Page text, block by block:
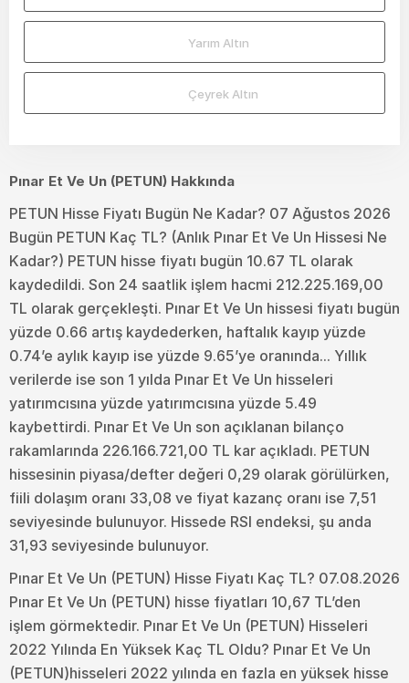
Yarım Altın
Çeyrek Altın
Pınar Et Ve Un (PETUN) Hakkında
PETUN Hisse Fiyatı Bugün Ne Kadar? 07 Ağustos 2026
Bugün PETUN Kaç TL? (Anlık Pınar Et Ve Un Hissesi Ne
Kadar?) PETUN hisse fiyatı bugün 10.67 TL olarak
kaydedildi. Son 24 saatlik işlem hacmi 212.225.169,00
TL olarak gerçekleşti. Pınar Et Ve Un hissesi fiyatı bugün
yüzde 0.66 artış kaydederken, haftalık kayıp yüzde
0.74’e aylık kayıp ise yüzde 9.65’ye oranında... Yıllık
verilerde ise son 1 yılda Pınar Et Ve Un hisseleri
yatırımcısına yüzde yatırımcısına yüzde 5.49
kaybettirdi. Pınar Et Ve Un son açıklanan bilanço
rakamlarında 226.166.721,00 TL kar açıkladı. PETUN
hissesinin piyasa/defter değeri 0,29 olarak görülürken,
fiili dolaşım oranı 33,08 ve fiyat kazanç oranı ise 7,51
seviyesinde bulunuyor. Hissede RSI endeksi, şu anda
31,93 seviyesinde bulunuyor.
Pınar Et Ve Un (PETUN) Hisse Fiyatı Kaç TL? 07.08.2026
Pınar Et Ve Un (PETUN) hisse fiyatları 10,67 TL’den
işlem görmektedir. Pınar Et Ve Un (PETUN) Hisseleri
2022 Yılında En Yüksek Kaç TL Oldu? Pınar Et Ve Un
(PETUN)hisseleri 2022 yılında en fazla en yüksek hisse